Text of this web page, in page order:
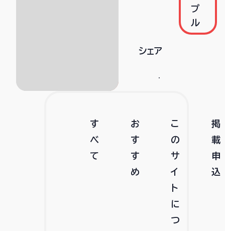
プ
ル
シェア
す
べ
て
お
す
す
め
こ
の
サ
イ
ト
に
つ
掲
載
申
込